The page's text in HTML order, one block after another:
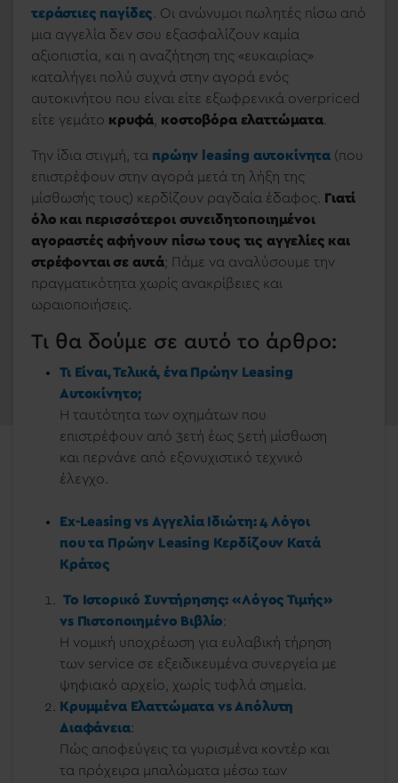
τεράστιες παγίδες . Οι ανώνυμοι πωλητές πίσω από
μια αγγελία δεν σου εξασφαλίζουν καμία
αξιοπιστία, και η αναζήτηση της «ευκαιρίας»
καταλήγει πολύ συχνά στην αγορά ενός
αυτοκινήτου που είναι είτε εξωφρενικά overpriced
είτε γεμάτο κρυφά κοστοβόρα ελαττώματα
Την ίδια στιγμή, τα πρώην leasing αυτοκίνητα (που
επιστρέφουν στην αγορά μετά τη λήξη της
μίσθωσής τους) κερδίζουν ραγδαία έδαφος.
Γιατί
όλο και περισσότεροι συνειδητοποιημένοι
αγοραστές αφήνουν πίσω τους τις αγγελίες και
στρέφονται σε αυτά; Πάμε να αναλύσουμε την
πραγματικότητα χωρίς ανακρίβειες και
ωραιοποιήσεις.
Τι θα δούμε σε αυτό το άρθρο:
Τι Είναι, Τελικά, ένα Πρώην Leasing
Αυτοκίνητο;
Η ταυτότητα των οχημάτων που
επιστρέφουν από 3ετή έως 5ετή μίσθωση
και περνάνε από εξονυχιστικό τεχνικό
έλεγχο.
Ex-Leasing vs Αγγελία Ιδιώτη: 4 Λόγοι
που τα Πρώην Leasing Κερδίζουν Κατά
Κράτος
Το Ιστορικό Συντήρησης: «Λόγος Τιμής»
vs Πιστοποιημένο Βιβλίο:
Η νομική υποχρέωση για ευλαβική τήρηση
των service σε εξειδικευμένα συνεργεία με
ψηφιακό αρχείο, χωρίς τυφλά σημεία.
Κρυμμένα Ελαττώματα vs Απόλυτη
Διαφάνεια:
Πώς αποφεύγεις τα γυρισμένα κοντέρ και
τα πρόχειρα μπαλώματα μέσω των